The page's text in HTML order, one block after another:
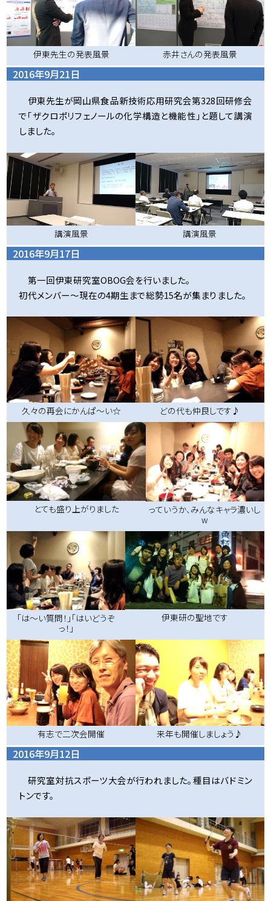
伊東先生の発表風景 赤井さんの発表風景
2016年9月21日
伊東先生が岡山県食品新技術応用研究会第328回研修会
で「ザクロポリフェノールの化学構造と機能性」と題して講演
しました。
講演風景 講演風景
2016年9月17日
第一回伊東研究室OBOG会を行いました。
初代メンバー～現在の4期生まで総勢15名が集まりました。
久々の再会にかんぱ～い☆ どの代も仲良しです♪
とても盛り上がりました
っていうか、みんなキャラ濃いし
w
「は～い質問！」「はいどうぞ
っ！」
伊東研の聖地です
有志で二次会開催 来年も開催しましょう♪
2016年9月12日
研究室対抗スポーツ大会が行われました。種目はバドミン
トンです。